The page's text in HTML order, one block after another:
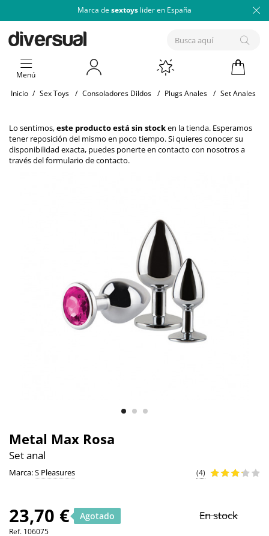
Marca de sextoys lider en España
Menú
Inicio / Sex Toys / Consoladores Dildos / Plugs Anales / Set Anales
Lo sentimos,este producto está sin stocken la tienda. Esperamos
tener reposición del mismo en poco tiempo. Si quieres conocer su
disponibilidad exacta, puedes ponerte en contacto con nosotros a
través delformulario de contacto.
Metal Max Rosa
Set anal
Marca:S Pleasures (4)
23,70 € Agotado En stock
Ref. 106075